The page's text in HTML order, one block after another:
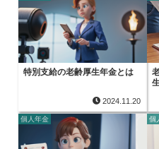
特別支給の老齢厚生年金とは
2024.11.20
個人年金 個